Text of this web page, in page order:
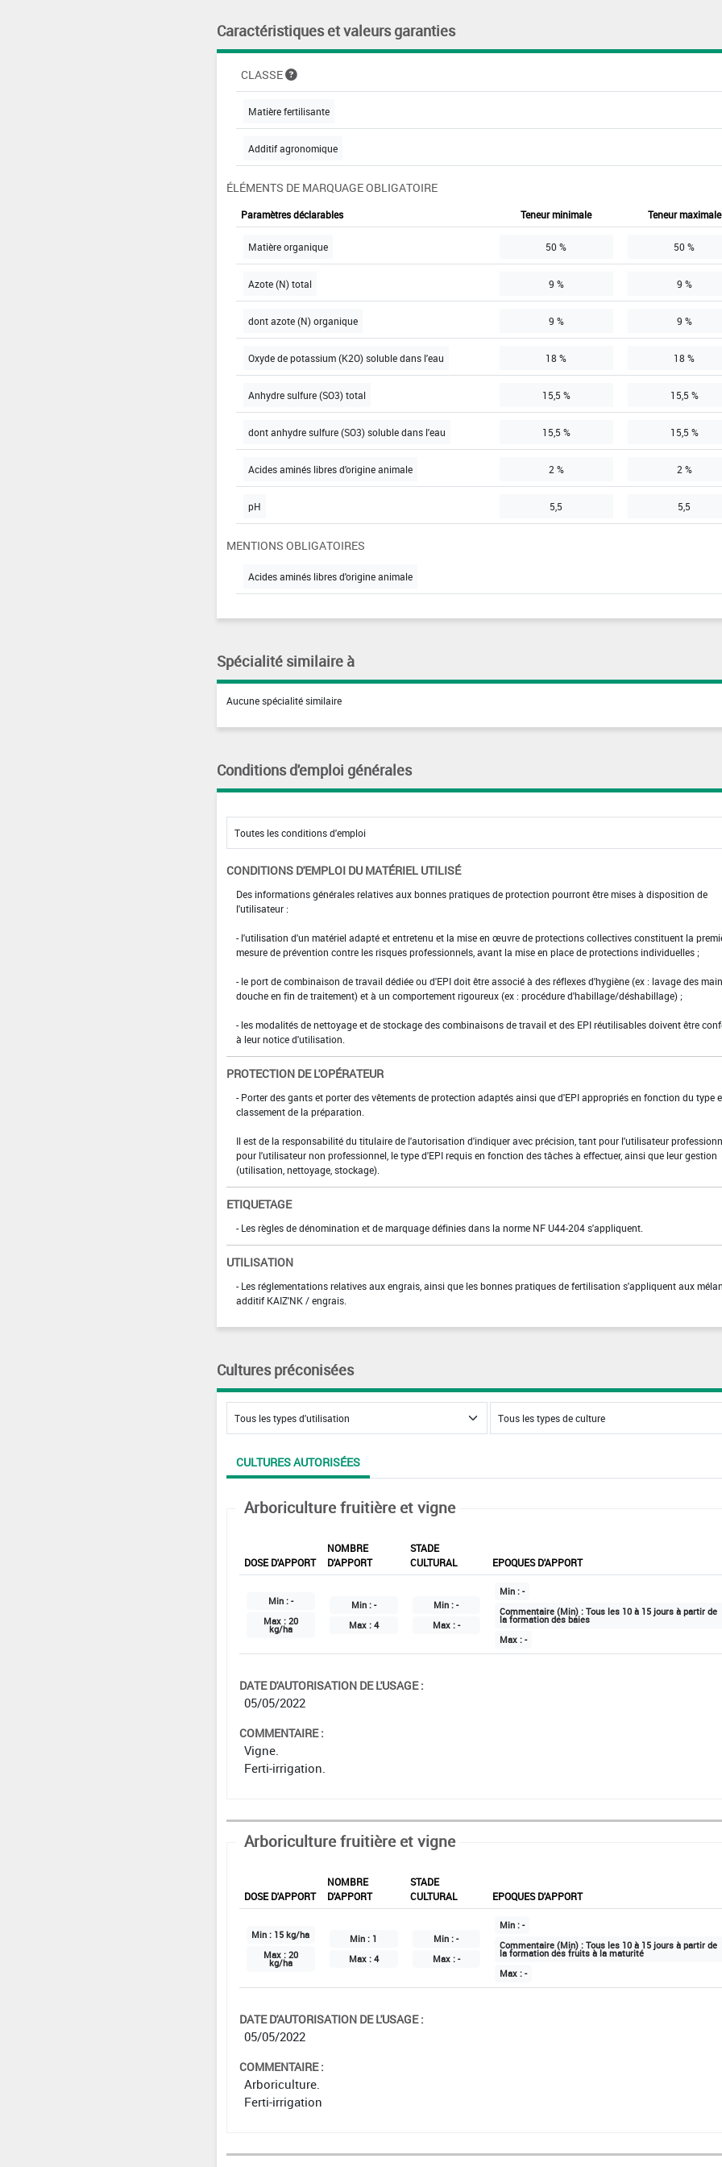
Caractéristiques et valeurs garanties
CLASSE
Matière fertilisante
Additif agronomique
ÉLÉMENTS DE MARQUAGE OBLIGATOIRE
Paramètres déclarables Teneur minimale Teneur maximale
Matière organique 50 % 50 %
Azote (N) total 9 % 9 %
dont azote (N) organique 9 % 9 %
Oxyde de potassium (K2O) soluble dans l'eau 18 % 18 %
Anhydre sulfure (SO3) total 15,5 % 15,5 %
dont anhydre sulfure (SO3) soluble dans l'eau 15,5 % 15,5 %
Acides aminés libres d'origine animale 2 % 2 %
pH 5,5 5,5
MENTIONS OBLIGATOIRES
Acides aminés libres d'origine animale
Spécialité similaire à
Aucune spécialité similaire
Conditions d'emploi générales
CONDITIONS D'EMPLOI DU MATÉRIEL UTILISÉ
Des informations générales relatives aux bonnes pratiques de protection pourront être mises à disposition de
l'utilisateur :
- l'utilisation d'un matériel adapté et entretenu et la mise en œuvre de protections collectives constituent la
mesure de prévention contre les risques professionnels, avant la mise en place de protections individuelles ;
- le port de combinaison de travail dédiée ou d'EPI doit être associé à des réflexes d'hygiène (ex : lavage des
douche en fin de traitement) et à un comportement rigoureux (ex : procédure d'habillage/déshabillage) ;
- les modalités de nettoyage et de stockage des combinaisons de travail et des EPI réutilisables doivent être
à leur notice d'utilisation.
PROTECTION DE L'OPÉRATEUR
- Porter des gants et porter des vêtements de protection adaptés ainsi que d'EPI appropriés en fonction du type
classement de la préparation.
Il est de la responsabilité du titulaire de l'autorisation d'indiquer avec précision, tant pour l'utilisateur
pour l'utilisateur non professionnel, le type d'EPI requis en fonction des tâches à effectuer, ainsi que leur gestion
(utilisation, nettoyage, stockage).
ETIQUETAGE
- Les règles de dénomination et de marquage définies dans la norme NF U44-204 s'appliquent.
UTILISATION
- Les réglementations relatives aux engrais, ainsi que les bonnes pratiques de fertilisation s'appliquent aux
additif KAIZ'NK / engrais.
Cultures préconisées
CULTURES AUTORISÉES
Arboriculture fruitière et vigne
DOSE D'APPORT
NOMBRE
D'APPORT
STADE
CULTURAL
EPOQUES D'APPORT
Min : -
Max : 20
kg/ha
Min : -
Max : 4
Min :-
Max : -
Min : -
Commentaire (Min) : Tous les 10 à 15 jours à partir de
la formation des baies
Max : -
DATE D'AUTORISATION DE L'USAGE :
05/05/2022
COMMENTAIRE :
Vigne.
Ferti-irrigation.
Arboriculture fruitière et vigne
DOSE D'APPORT
NOMBRE
D'APPORT
STADE
CULTURAL
EPOQUES D'APPORT
Min : 15 kg/ha
Max : 20
kg/ha
Min : 1
Max : 4
Min :-
Max : -
Min : -
Commentaire (Min) : Tous les 10 à 15 jours à partir de
la formation des fruits à la maturité
Max : -
DATE D'AUTORISATION DE L'USAGE :
05/05/2022
COMMENTAIRE :
Arboriculture.
Ferti-irrigation